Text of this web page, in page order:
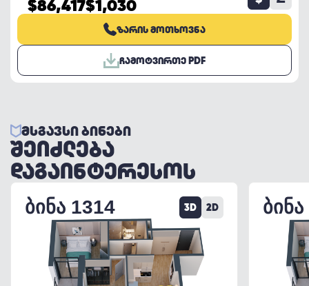
$86,417$1,030
ᲖᲐᲠᲘᲡ ᲛᲝᲗᲮᲝᲕᲜᲐ
ᲩᲐᲛᲝᲢᲕᲘᲠᲗᲔ PDF
ᲛᲡᲒᲐᲕᲡᲘ ᲑᲘᲜᲔᲑᲘ
ᲨᲔᲘᲫᲚᲔᲑᲐ
ᲓᲐᲒᲐᲘᲜᲢᲔᲠᲔᲡᲝᲡ
ᲑᲘᲜᲐ 1314 3D 2D